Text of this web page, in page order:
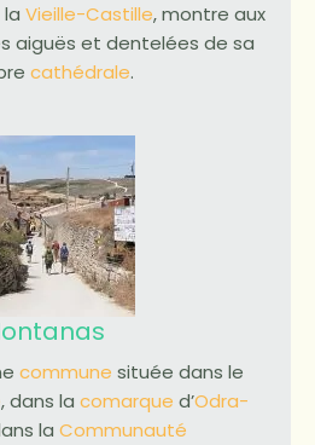
Vieille-Castille, montre aux
aiguës et dentelées de sa
cathédrale.
commune située dans le
, dans la comarque d’Odra-
la Communauté